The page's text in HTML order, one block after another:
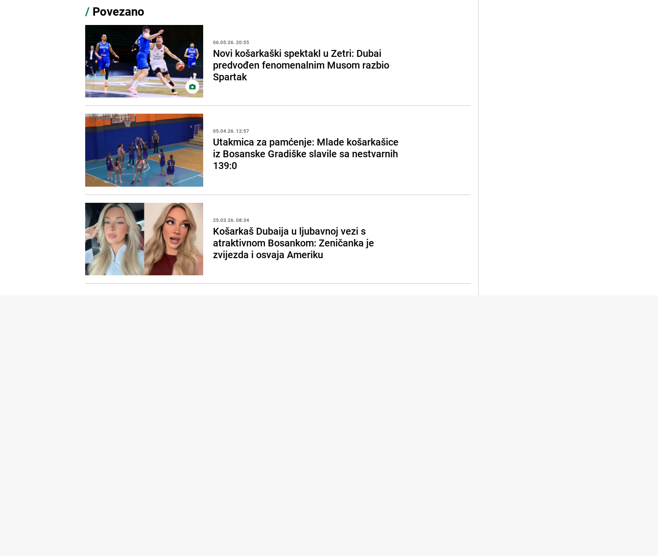
/ Povezano
06.05.26. 20:55
Novi košarkaški spektakl u Zetri: Dubai
predvođen fenomenalnim Musom razbio
Spartak
05.04.26. 12:57
Utakmica za pamćenje: Mlade košarkašice
iz Bosanske Gradiške slavile sa nestvarnih
139:0
25.03.26. 08:34
Košarkaš Dubaija u ljubavnoj vezi s
atraktivnom Bosankom: Zeničanka je
zvijezda i osvaja Ameriku